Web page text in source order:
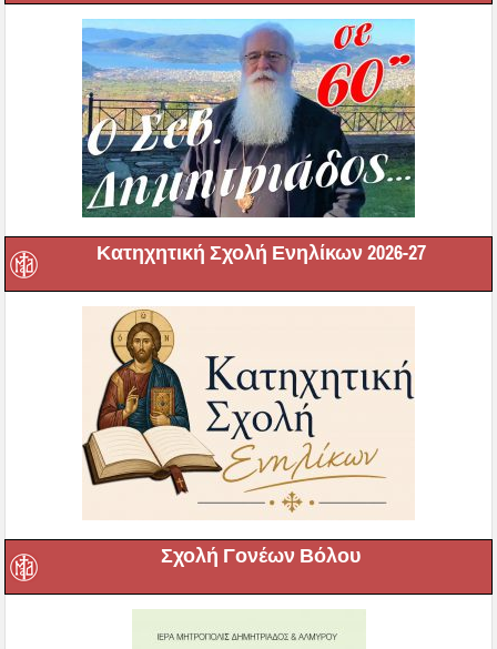
Κατηχητική Σχολή Ενηλίκων 2026-27
Σχολή Γονέων Βόλου